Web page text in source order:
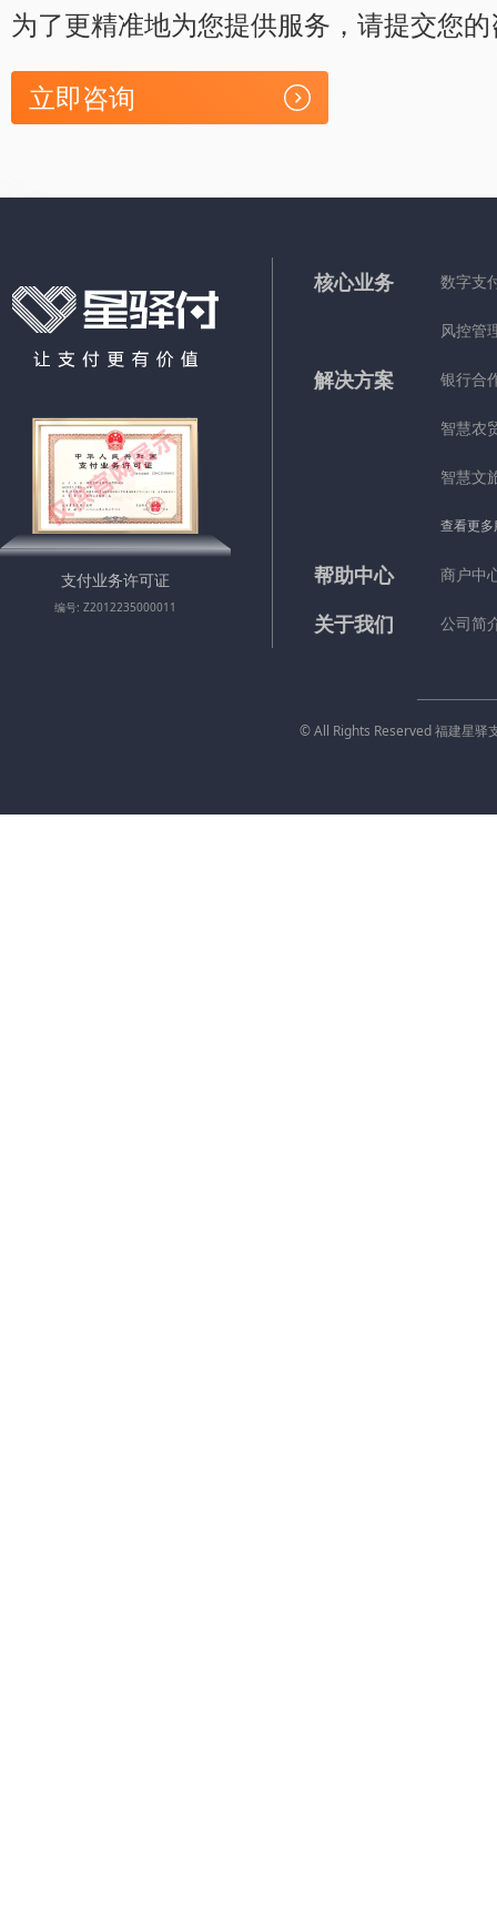
为了更精准地为您提供服务，请提交您
立即咨询
支付业务许可证
编号: Z2012235000011
核心业务 数字支
风控管
解决方案 银行合
智慧农
智慧文
查看更
帮助中心 商户中
关于我们 公司简
© All Rights Reserved 福建星驿